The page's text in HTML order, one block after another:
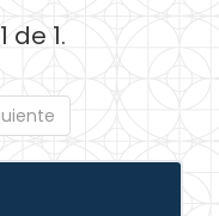
de 1.